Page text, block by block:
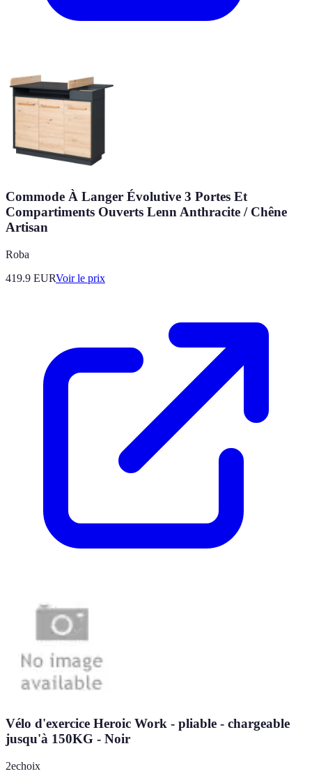
Commode À Langer Évolutive 3 Portes Et
Compartiments Ouverts Lenn Anthracite / Chêne
Artisan
Roba
419.9 EURVoir le prix
Vélo d'exercice Heroic Work - pliable - chargeable
jusqu'à 150KG - Noir
2echoix